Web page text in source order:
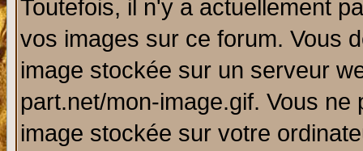
Toutefois, il n'y a actuellement
vos images sur ce forum. Vous
image stockée sur un serveur
part.net/mon-image.gif. Vous
image stockée sur votre